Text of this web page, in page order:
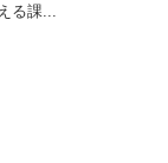
る課...